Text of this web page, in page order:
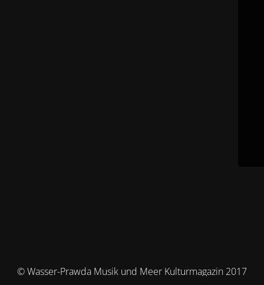
© Wasser-Prawda Musik und Meer Kulturmagazin 2017